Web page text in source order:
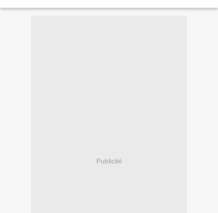
Publicité